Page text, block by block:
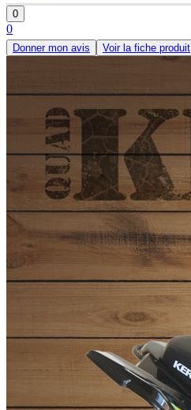
0
0
Donner mon avis Voir la fiche produit